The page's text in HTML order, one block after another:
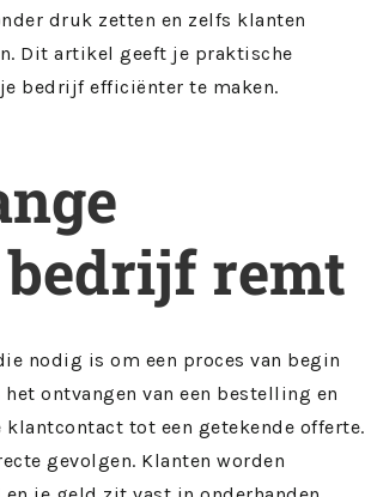
druk zetten en zelfs klanten
Dit artikel geeft je praktische
bedrijf efficiënter te maken.
remt
nodig is om een proces van begin
ontvangen van een bestelling en
klantcontact tot een getekende offerte.
gevolgen. Klanten worden